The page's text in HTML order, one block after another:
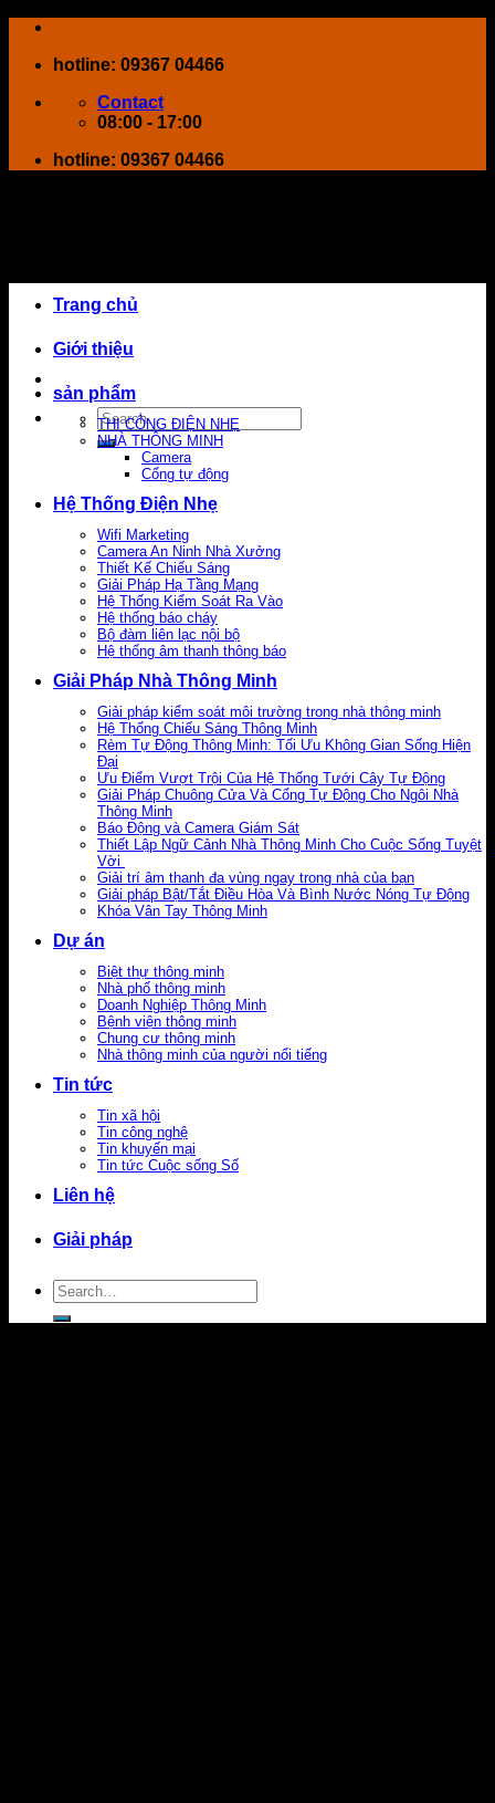
Skip
contenthotline: 09367 04466
Contact
08:00 - 17:00
hotline: 09367 04466
Search
for:
Trang chủ
Giới thiệu
sản phẩm
THI CÔNG ĐIỆN NHẸ
NHÀ THÔNG MINH
Camera
Cổng tự động
Hệ Thống Điện Nhẹ
Wifi Marketing
Camera An Ninh Nhà Xưởng
Thiết Kế Chiếu Sáng
Giải Pháp Hạ Tầng Mạng
Hệ Thống Kiểm Soát Ra Vào
Hệ thống báo cháy
Bộ đàm liên lạc nội bộ
Hệ thống âm thanh thông báo
Giải Pháp Nhà Thông Minh
Giải pháp kiểm soát môi trường trong nhà thông minh
Hệ Thống Chiếu Sáng Thông Minh
Rèm Tự Động Thông Minh: Tối Ưu Không Gian Sống Hiện
Đại
Ưu Điểm Vượt Trội Của Hệ Thống Tưới Cây Tự Động
Giải Pháp Chuông Cửa Và Cổng Tự Động Cho Ngôi Nhà
Thông Minh
Báo Động và Camera Giám Sát
Thiết Lập Ngữ Cảnh Nhà Thông Minh Cho Cuộc Sống Tuyệt
Vời
Giải trí âm thanh đa vùng ngay trong nhà của bạn
Giải pháp Bật/Tắt Điều Hòa Và Bình Nước Nóng Tự Động
Khóa Vân Tay Thông Minh
Dự án
Biệt thự thông minh
Nhà phố thông minh
Doanh Nghiệp Thông Minh
Bệnh viện thông minh
Chung cư thông minh
Nhà thông minh của người nổi tiếng
Tin tức
Tin xã hội
Tin công nghệ
Tin khuyến mại
Tin tức Cuộc sống Số
Liên hệ
Giải pháp
Search
for: